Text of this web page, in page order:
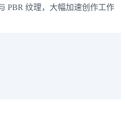
PBR 纹理，大幅加速创作工作